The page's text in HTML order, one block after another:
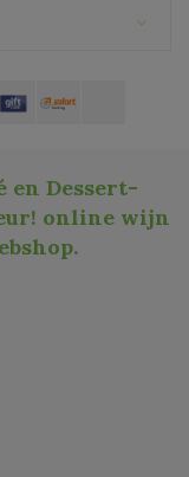
en Dessert-
online wijn
.